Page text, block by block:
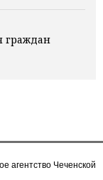
граждан
Чеченской